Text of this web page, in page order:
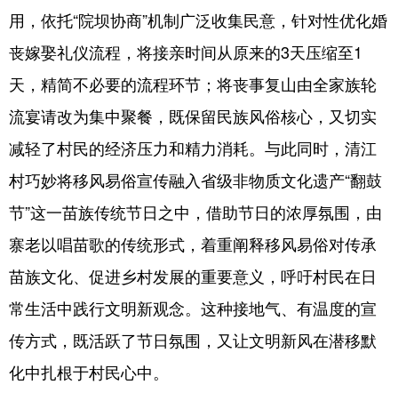
用，依托“院坝协商”机制广泛收集民意，针对性优化婚
丧嫁娶礼仪流程，将接亲时间从原来的3天压缩至1
天，精简不必要的流程环节；将丧事复山由全家族轮
流宴请改为集中聚餐，既保留民族风俗核心，又切实
减轻了村民的经济压力和精力消耗。与此同时，清江
村巧妙将移风易俗宣传融入省级非物质文化遗产“翻鼓
节”这一苗族传统节日之中，借助节日的浓厚氛围，由
寨老以唱苗歌的传统形式，着重阐释移风易俗对传承
苗族文化、促进乡村发展的重要意义，呼吁村民在日
常生活中践行文明新观念。这种接地气、有温度的宣
传方式，既活跃了节日氛围，又让文明新风在潜移默
化中扎根于村民心中。